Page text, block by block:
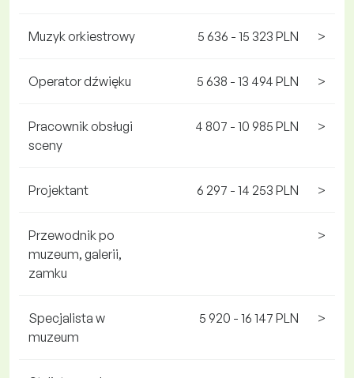
Muzyk orkiestrowy 5 636 - 15 323 PLN >
Operator dźwięku 5 638 - 13 494 PLN >
Pracownik obsługi
sceny
4 807 - 10 985 PLN >
Projektant 6 297 - 14 253 PLN >
Przewodnik po
muzeum, galerii,
zamku
>
Specjalista w
muzeum
5 920 - 16 147 PLN >